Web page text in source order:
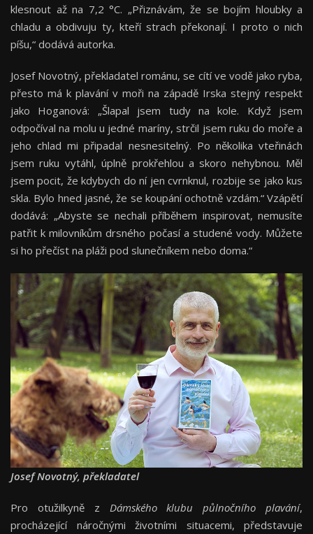
klesnout až na 7,2 °C. „Přiznávám, že se bojím hloubky a
chladu a obdivuju ty, kteří strach překonají. I proto o nich
píšu,“ dodává autorka.
Josef Novotný, překladatel románu, se cítí ve vodě jako ryba,
přesto má k plavání v moři na západě Irska stejný respekt
jako Hoganová: „Šlapal jsem tudy na kole. Když jsem
odpočíval na molu u jedné maríny, strčil jsem ruku do moře a
jeho chlad mi připadal nesnesitelný. Po několika vteřinách
jsem ruku vytáhl, úplně prokřehlou a skoro nehybnou. Měl
jsem pocit, že kdybych do ní jen cvrnknul, rozbije se jako kus
skla. Bylo hned jasné, že se koupání ochotně vzdám.“ Vzápětí
dodává: „Abyste se nechali příběhem inspirovat, nemusíte
patřit k milovníkům drsného počasí a studené vody. Můžete
si ho přečíst na pláži pod slunečníkem nebo doma.“
Josef Novotný, překladatel
Pro otužilkyně z Dámského klubu půlnočního plavání,
procházející náročnými životními situacemi, představuje